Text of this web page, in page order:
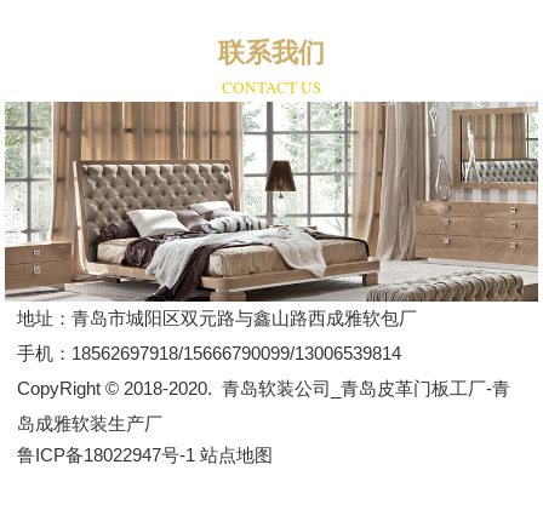
联系我们
CONTACT US
地址：青岛市城阳区双元路与鑫山路西成雅软包厂
手机： 18562697918/15666790099/13006539814
CopyRight © 2018-2020.青岛软装公司_青岛皮革门板工厂-青
岛成雅软装生产厂
鲁ICP备18022947号-1 站点地图